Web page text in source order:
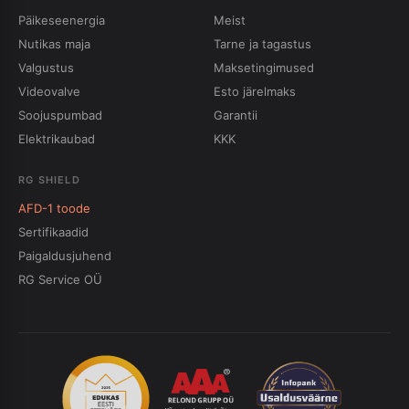
Päikeseenergia
Nutikas maja
Valgustus
Videovalve
Soojuspumbad
Elektrikaubad
Meist
Tarne ja tagastus
Maksetingimused
Esto järelmaks
Garantii
KKK
RG SHIELD
AFD-1 toode
Sertifikaadid
Paigaldusjuhend
RG Service OÜ